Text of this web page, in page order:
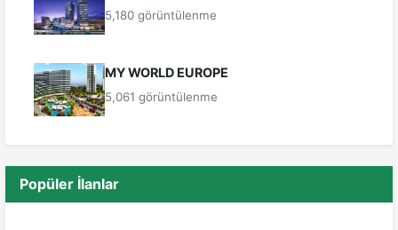
5,180 görüntülenme
MY WORLD EUROPE
5,061 görüntülenme
Popüler İlanlar